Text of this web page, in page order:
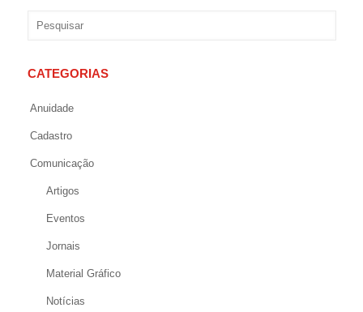
CATEGORIAS
Anuidade
Cadastro
Comunicação
Artigos
Eventos
Jornais
Material Gráfico
Notícias